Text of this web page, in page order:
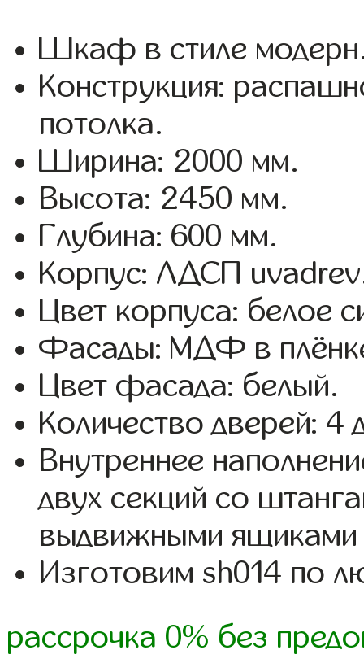
Шкаф в стиле
Конструкция:
потолка.
Ширина: 2000 мм.
Высота: 2450 мм.
Глубина: 600 мм.
Корпус: ЛДСП
Цвет корпуса: белое
Фасады: МДФ в
Цвет фасада: белый.
Количество дверей: 4
Внутреннее
двух секций со
выдвижными ящиками
Изготовим sh014 по
рассрочка 0% без